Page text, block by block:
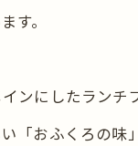
す。
ンにしたランチ
「おふくろの味